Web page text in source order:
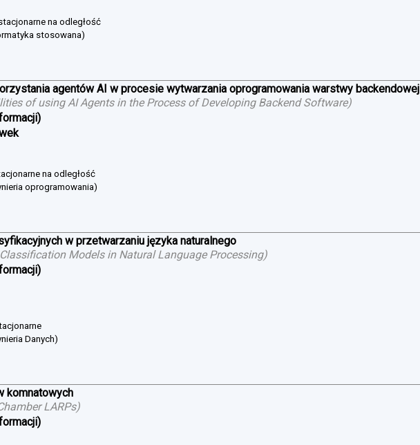
na odległość
stosowana)
agentów AI w procesie wytwarzania oprogramowania warstwy backendowej
of using AI Agents in the Process of Developing Backend Software)
na odległość
oprogramowania)
w przetwarzaniu języka naturalnego
Models in Natural Language Processing)
Danych)
komnatowych
LARPs)